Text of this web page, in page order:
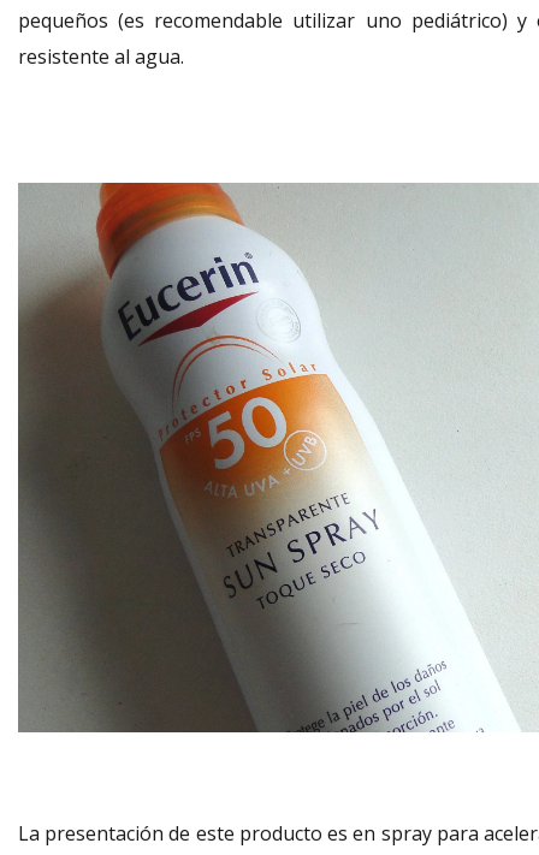
pequeños (es recomendable utilizar uno pediátrico) y
resistente al agua.
La presentación de este producto es en spray para